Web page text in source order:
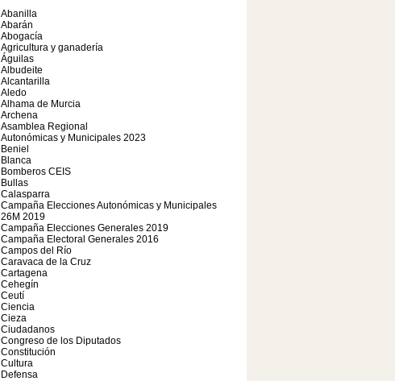
Abanilla
Abarán
Abogacía
Agricultura y ganadería
Águilas
Albudeite
Alcantarilla
Aledo
Alhama de Murcia
Archena
Asamblea Regional
Autonómicas y Municipales 2023
Beniel
Blanca
Bomberos CEIS
Bullas
Calasparra
Campaña Elecciones Autonómicas y Municipales
26M 2019
Campaña Elecciones Generales 2019
Campaña Electoral Generales 2016
Campos del Río
Caravaca de la Cruz
Cartagena
Cehegín
Ceutí
Ciencia
Cieza
Ciudadanos
Congreso de los Diputados
Constitución
Cultura
Defensa